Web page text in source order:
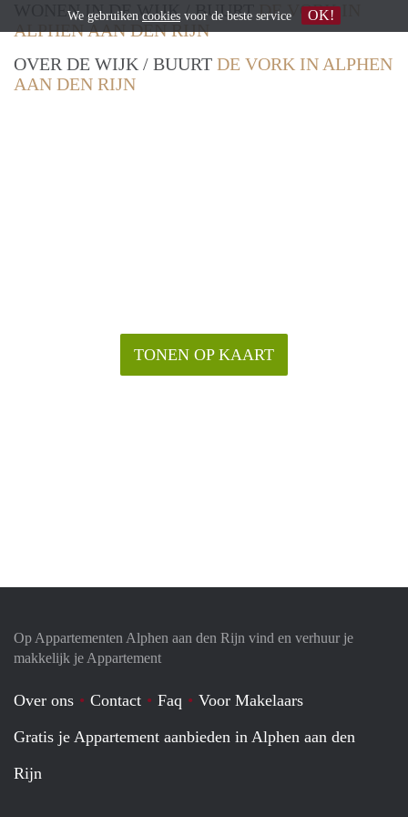
WONEN IN DE WIJK / BUURTDE VORK IN
ALPHEN AAN DEN RIJN
OVER DE WIJK / BUURT DE VORK IN ALPHEN
AAN DEN RIJN
TONEN OP KAART
Op Appartementen Alphen aan den Rijn vind en verhuur je
makkelijk je Appartement
Over ons Contact Faq
Voor Makelaars
Gratis je Appartement aanbieden in Alphen aan den
Rijn
We gebruiken cookies voor de beste service OK!